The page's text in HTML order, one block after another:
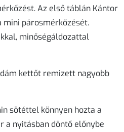
Az első táblán Kántor
mini párosmérkőzését.
minőségáldozattal
kettőt remizett nagyobb
sötéttel könnyen hozta a
a nyitásban döntő előnybe